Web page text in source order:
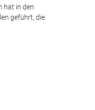
hat in den
geführt, die